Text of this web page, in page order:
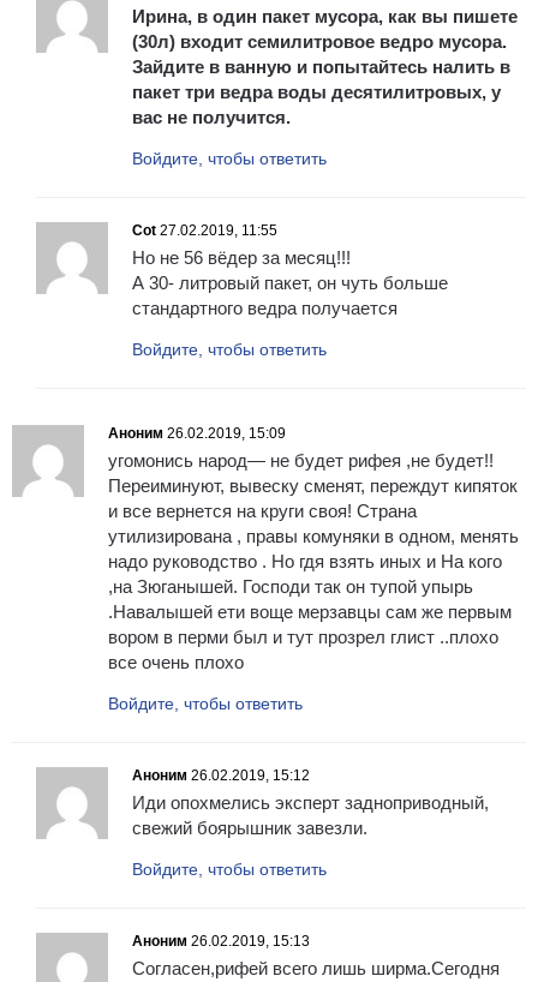
Ирина, в один пакет мусора, как вы пишете
(30л) входит семилитровое ведро мусора.
Зайдите в ванную и попытайтесь налить в
пакет три ведра воды десятилитровых, у
вас не получится.
Войдите, чтобы ответить
Cot 27.02.2019, 11:55
Но не 56 вёдер за месяц!!!
А 30- литровый пакет, он чуть больше
стандартного ведра получается
Войдите, чтобы ответить
Аноним 26.02.2019, 15:09
угомонись народ— не будет рифея ,не будет!!
Переиминуют, вывеску сменят, переждут кипяток
и все вернется на круги своя! Страна
утилизирована , правы комуняки в одном, менять
надо руководство . Но гдя взять иных и На кого
,на Зюганышей. Господи так он тупой упырь
.Навалышей ети воще мерзавцы сам же первым
вором в перми был и тут прозрел глист ..плохо
все очень плохо
Войдите, чтобы ответить
Аноним 26.02.2019, 15:12
Иди опохмелись эксперт задноприводный,
свежий боярышник завезли.
Войдите, чтобы ответить
Аноним 26.02.2019, 15:13
Согласен,рифей всего лишь ширма.Сегодня